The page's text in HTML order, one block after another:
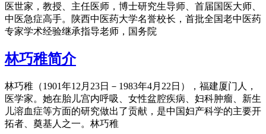
医世家，教授、主任医师，博士研究生导师、首届国医大师、
中医急症高手。陕西中医药大学名誉校长，首批全国老中医药
专家学术经验继承指导老师，国务院
林巧稚简介
林巧稚（1901年12月23日－1983年4月22日），福建厦门人，
医学家。她在胎儿宫内呼吸、女性盆腔疾病、妇科肿瘤、新生
儿溶血症等方面的研究做出了贡献，是中国妇产科学的主要开
拓者、奠基人之一。林巧稚